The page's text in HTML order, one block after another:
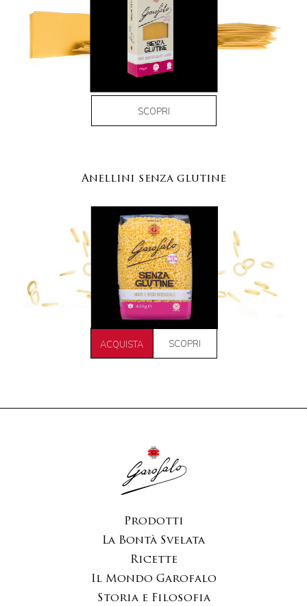
SCOPRI
Anellini senza glutine
ACQUISTA SCOPRI
Prodotti
La Bontà Svelata
Ricette
Il Mondo Garofalo
Storia e Filosofia